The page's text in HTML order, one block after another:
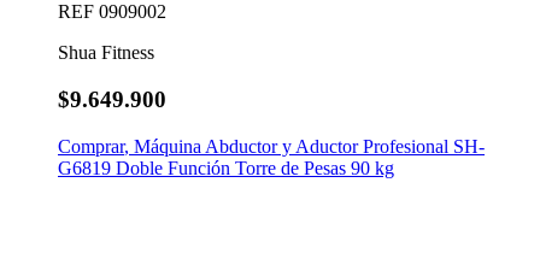
REF 0909002
Shua Fitness
$9.649.900
Comprar, Máquina Abductor y Aductor Profesional SH-
G6819 Doble Función Torre de Pesas 90 kg